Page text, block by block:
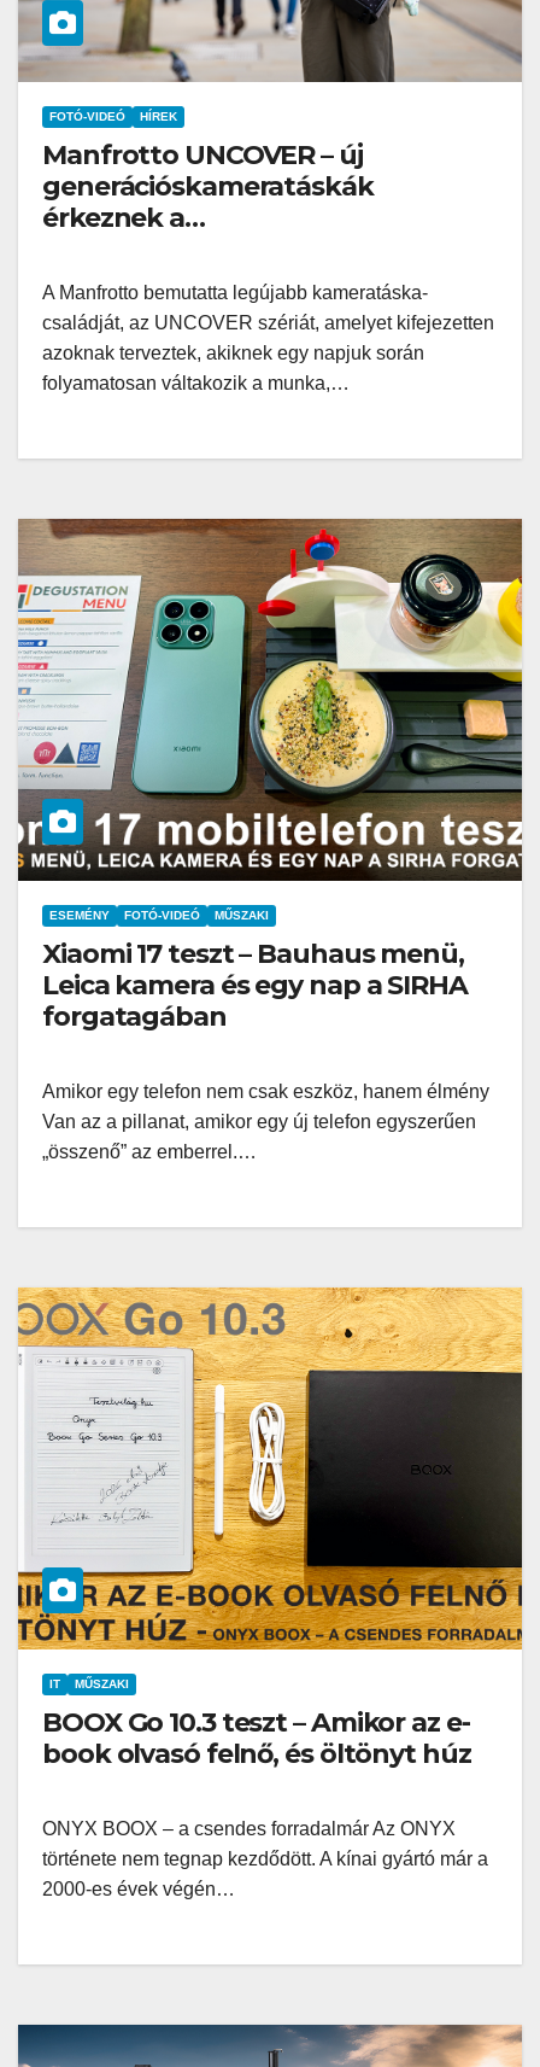
FOTÓ-VIDEÓ HÍREK
Manfrotto UNCOVER – új
generációskameratáskák
érkeznek a
A Manfrotto bemutatta legújabb kameratáska-
családját, az UNCOVER szériát, amelyet kifejezetten
azoknak terveztek, akiknek egy napjuk során
folyamatosan váltakozik a munka,…
ESEMÉNY FOTÓ-VIDEÓ MŰSZAKI
Xiaomi 17 teszt – Bauhaus menü,
Leica kamera és egy nap a SIRHA
forgatagában
Amikor egy telefon nem csak eszköz, hanem élmény
Van az a pillanat, amikor egy új telefon egyszerűen
„összenő” az emberrel.…
IT MŰSZAKI
BOOX Go 10.3 teszt – Amikor az e-
book olvasó felnő, és öltönyt húz
ONYX BOOX – a csendes forradalmár Az ONYX
története nem tegnap kezdődött. A kínai gyártó már a
2000-es évek végén…